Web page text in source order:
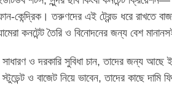
কেন্দ্রিক। তরুণদের এই ট্রেন্ড ধরে রাখতে
কনটেন্ট তৈরি ও বিনোদনের জন্য বেশ
ও দরকারি সুবিধা চান, তাদের জন্য আছে
স্টুডেন্ট ও বাজেট নিয়ে ভাবেন, তাদের কাছে দামি